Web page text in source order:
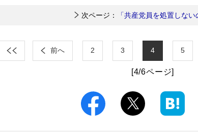
次ページ： 「共産党員を処置しない
前へ 2 3 4 5
[4/6ページ]